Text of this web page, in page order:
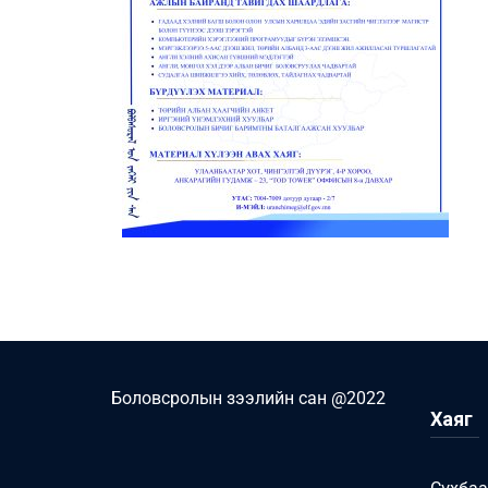
Боловсролын зээлийн сан @2022
Хаяг